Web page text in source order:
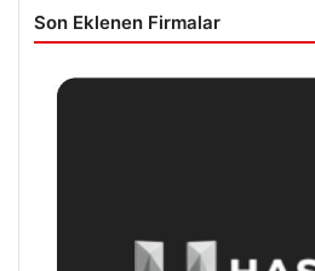
Son Eklenen Firmalar